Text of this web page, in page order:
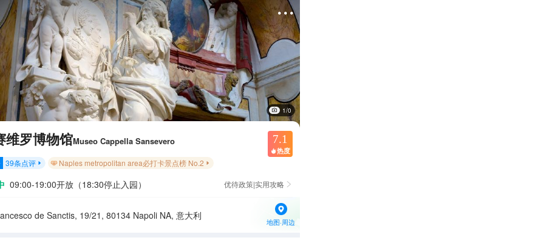

1/0
维罗博物馆Museo Cappella Sansevero 7.1
 热度
39条点评  Naples metropolitan area必打卡景点榜 No.2 
09:00-19:00开放（18:30停止入园） 优待政策|实用攻略 
de Sanctis, 19/21, 80134 Napoli NA, 意大利
地图·周边